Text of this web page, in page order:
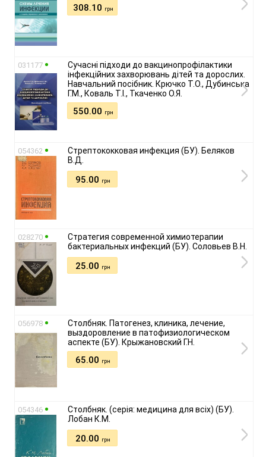
308.10 грн
031177
Сучасні підходи до вакцинопрофілактики
інфекційних захворювань дітей та дорослих.
Навчальний посібник. Крючко Т.О., Дубинська
Г.М., Коваль Т.І., Ткаченко О.Я.
550.00 грн
054362
Стрептококковая инфекция (БУ). Беляков
В.Д.
95.00 грн
028270
Стратегия современной химиотерапии
бактериальных инфекций (БУ). Соловьев В.Н.
25.00 грн
056978
Столбняк. Патогенез, клиника, лечение,
выздоровление в патофизиологическом
аспекте (БУ). Крыжановский Г.Н.
65.00 грн
054346
Столбняк. (серія: медицина для всіх) (БУ).
Лобан К.М.
20.00 грн